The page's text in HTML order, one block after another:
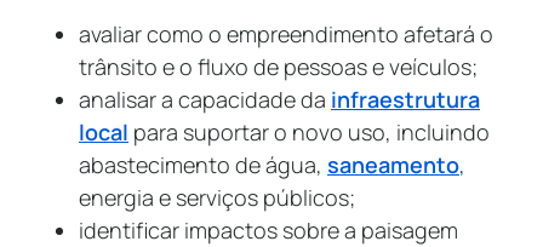
avaliar como o empreendimento afetará o
trânsito e o fluxo de pessoas e veículos;
analisar a capacidade da infraestrutura
local para suportar o novo uso, incluindo
abastecimento de água, saneamento,
energia e serviços públicos;
identificar impactos sobre a paisagem